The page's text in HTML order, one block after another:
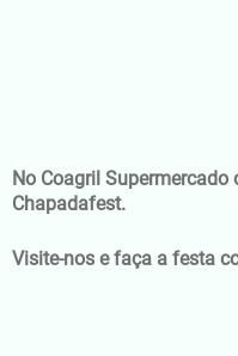
No Coagril
Chapadafest.
Visite-nos e faça a festa